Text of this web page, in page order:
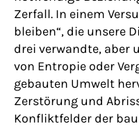
Zerfall. In einem
bleiben“, die unsere
drei verwandte, aber
von Entropie oder
gebauten Umwelt
Zerstörung und
Konfliktfelder der